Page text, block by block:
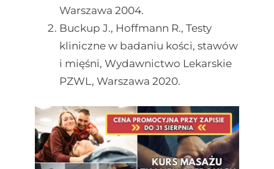
Warszawa 2004.
Buckup J., Hoffmann R., Testy
kliniczne w badaniu kości, stawów
i mięśni, Wydawnictwo Lekarskie
PZWL, Warszawa 2020.